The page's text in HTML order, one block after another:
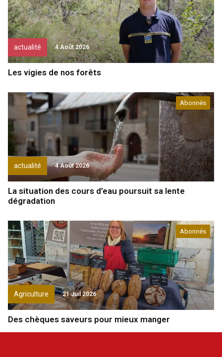
actualité 4 Août 2026
Les vigies de nos forêts
actualité
Abonnés
4 Août 2026
La situation des cours d’eau poursuit sa lente
dégradation
Agriculture
Abonnés
21 Juil 2026
Des chèques saveurs pour mieux manger